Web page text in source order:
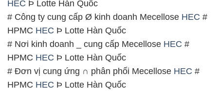
HEC Þ Lotte Hàn Quốc
# Công ty cung cấp Ø kinh doanh Mecellose HEC #
HPMC HEC Þ Lotte Hàn Quốc
# Nơi kinh doanh _ cung cấp Mecellose HEC #
HPMC HEC Þ Lotte Hàn Quốc
# Đơn vị cung ứng ∩ phân phối Mecellose HEC #
HPMC HEC Þ Lotte Hàn Quốc